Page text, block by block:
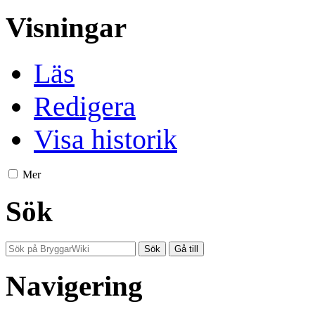
Visningar
Läs
Redigera
Visa historik
Mer
Sök
Navigering